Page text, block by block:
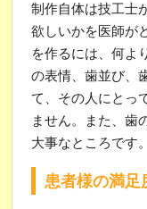
制作自体は技工士
欲しいかを医師が
を作るには、何よ
の表情、歯並び、
て、その人にとっ
ません。また、歯
大事なところです。
患者様の満足